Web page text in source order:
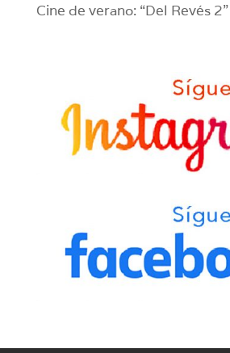
Cine de verano: “Del Revés 2”